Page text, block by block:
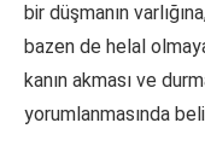
bir düşmanın
bazen de helal
kanın akması ve
yorumlanmasında